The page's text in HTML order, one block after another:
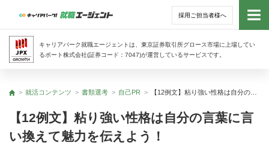
採用ご担当者様へ
キャリアパーク就職エージェントは、東京証券取引所グロース市場に上場してい
るポート株式会社(証券コード：7047)が運営しているサービスです。
トッ
トップ
就活コンテンツ 書類選考 自己PR
【12例文】粘り強い性格は自分の言葉に言
い換えて魅力を伝えよう！